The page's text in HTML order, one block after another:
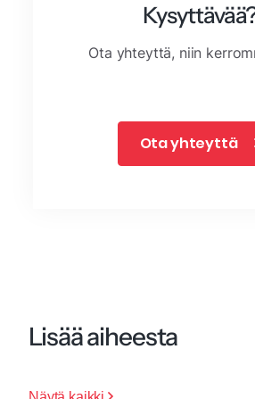
Ota yhteyttä, niin
Ota yhteyttä
Lisää aiheesta